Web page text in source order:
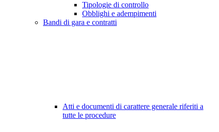
Tipologie di controllo
Obblighi e adempimenti
Bandi di gara e contratti
Atti e documenti di carattere generale riferiti a
tutte le procedure